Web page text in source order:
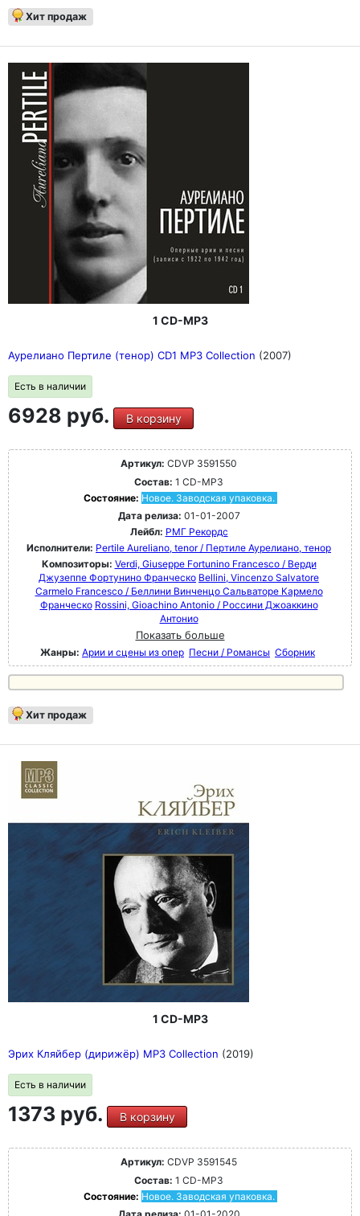
Хит продаж
1 CD-MP3
Аурелиано Пертиле (тенор) CD1 MP3 Collection (2007)
Есть в наличии
6928 руб. В корзину
Артикул: CDVP 3591550
Состав: 1 CD-MP3
Состояние: Новое. Заводская упаковка.
Дата релиза: 01-01-2007
Лейбл: РМГ Рекордс
Исполнители: Pertile Aureliano, tenor / Пертиле Аурелиано, тенор
Композиторы: Verdi, Giuseppe Fortunino Francesco / Верди
Джузеппе Фортунино Франческо Bellini, Vincenzo Salvatore
Carmelo Francesco / Беллини Винченцо Сальваторе Кармело
Франческо Rossini, Gioachino Antonio / Россини Джоаккино
Антонио
Показать больше
Жанры: Арии и сцены из опер Песни / Романсы Сборник
Хит продаж
1 CD-MP3
Эрих Кляйбер (дирижёр) MP3 Collection (2019)
Есть в наличии
1373 руб. В корзину
Артикул: CDVP 3591545
Состав: 1 CD-MP3
Состояние: Новое. Заводская упаковка.